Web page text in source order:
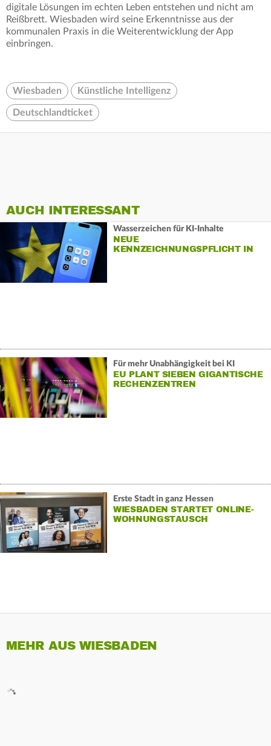
digitale Lösungen im echten Leben entstehen und nicht am
Reißbrett. Wiesbaden wird seine Erkenntnisse aus der
kommunalen Praxis in die Weiterentwicklung der App
einbringen.
Wiesbaden Künstliche Intelligenz
Deutschlandticket
AUCH INTERESSANT
Wasserzeichen für KI-Inhalte
NEUE
KENNZEICHNUNGSPFLICHT IN
Für mehr Unabhängigkeit bei KI
EU PLANT SIEBEN GIGANTISCHE
RECHENZENTREN
Erste Stadt in ganz Hessen
WIESBADEN STARTET ONLINE-
WOHNUNGSTAUSCH
MEHR AUS WIESBADEN